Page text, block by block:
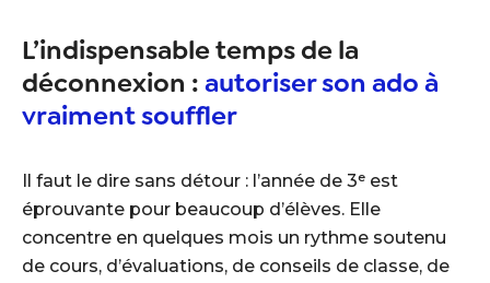
L’indispensable temps de la
déconnexion :autoriser son ado à
vraiment souffler
Il faut le dire sans détour : l’année de 3ᵉ est
éprouvante pour beaucoup d’élèves. Elle
concentre en quelques mois un rythme soutenu
de cours, d’évaluations, de conseils de classe, de